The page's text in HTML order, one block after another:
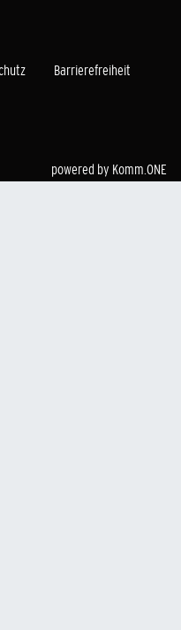
Barrierefreiheit
powered by Komm.ONE